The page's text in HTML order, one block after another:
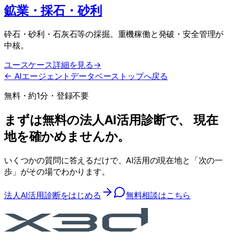
鉱業・採石・砂利
砕石・砂利・石灰石等の採掘。重機稼働と発破・安全管理が
中核。
ユースケース詳細を見る →
← AIエージェントデータベーストップへ戻る
無料・約1分・登録不要
まずは無料の法人AI活用診断で、 現在
地を確かめませんか。
いくつかの質問に答えるだけで、AI活用の現在地と「次の一
歩」がその場でわかります。
法人AI活用診断をはじめる 無料相談はこちら